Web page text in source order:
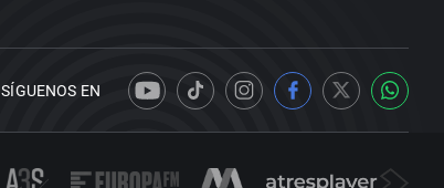
SÍGUENOS EN